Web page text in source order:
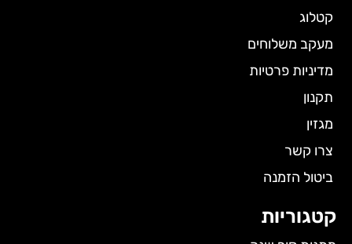
קטלוג
מעקב משלוחים
מדיניות פרטיות
תקנון
מגזין
צרו קשר
ביטול הזמנה
קטגוריות